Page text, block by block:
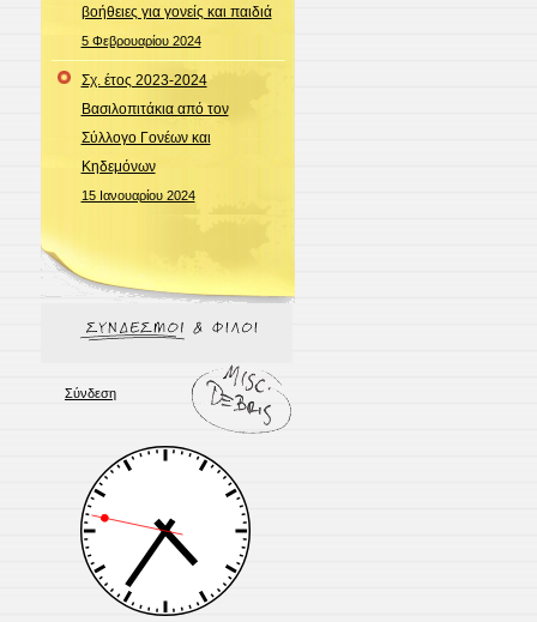
βοήθειες για γονείς και παιδιά
5 Φεβρουαρίου 2024
Σχ. έτος 2023-2024
Βασιλοπιτάκια από τον
Σύλλογο Γονέων και
Κηδεμόνων
15 Ιανουαρίου 2024
Σύνδεση